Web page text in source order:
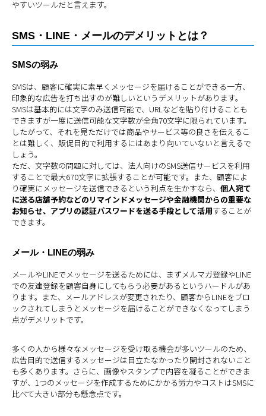
やすいツールだと言えます。
SMS・LINE・メールのデメリットとは？
SMSの弱み
SMSは、顧客に確実に素早くメッセージを届けることができる一方、
印象的な広告を打ち出すのが難しいというデメリットがあります。
SMSは基本的には文字のみ送信可能で、URLなどを貼り付けることも
できますが一度に送信可能な文字数が全角70文字に限られています。
したがって、それを見ただけでは商品やサービス等の良さを伝えるこ
とは難しく、販促目的で利用するにはあまり向いていないと言えるで
しょう。
ただ、文字数の問題に対しては、法人向けのSMS送信サービスを利用
することで最大670文字に拡張することが可能です。また、顧客によ
り確実にメッセージを送信できるという利点を生かすなら、 個人宛て
に送る店舗予約などのリマインドメッセージや金融機関からの重要な
お知らせ、アプリの認証パスワードを送る手段として活用することが
できます。
メール・LINEの弱み
メールやLINEでメッセージを送るためには、まずメルマガ登録やLINE
での友達登録を顧客自身にしてもらう必要があるというハードルがあ
ります。また、メールアドレスが変更されたり、顧客からLINEをブロ
ックされてしまうとメッセージを届けることができなくなってしまう
点がデメリットです。
多くの人から様々なメッセージを受け取る機会が多いツールのため、
広告目的で送信するメッセージは目立たなかったり開封されないこと
も多くあります。さらに、画像やスタンプで内容を凝ることができま
すが、1つのメッセージを作成するためにかかる労力やコストはSMSに
比べて大きい部分も懸念点です。